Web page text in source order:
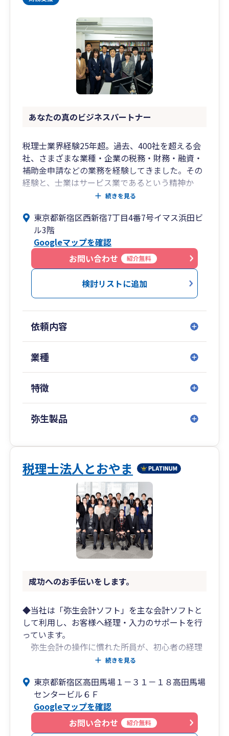
業界でもトップクラスの知識と経験のあるスタッ
フが御社の担当として付き、
貴社にご負担をかけずにサポートいたします。
また、些細な不明点やご相談ごとなども
いつでも迅速かつ親切丁寧に対応いたします。
（週末対応も可。）
お客様のご要望に合わせて
LINE、chatwork、slackなどのSNSも使用してお
お客様ファーストで寄り添った対応を
税務調査については、
弊所代表の甲田は業界でも指折りの交渉力を持っ
ており、
お客様からの信頼も非常に厚く、
す。
追徴０円で終わらせた実績が多数あります。
任せて安心の弊所までぜひお気軽にお問い合わせ
ください。
あなたの真のビジネスパートナー
税理士業界経験25年超。過去、400社を超える会
社、さまざまな業種・企業の税務・財務・融資・
補助金申請などの業務を経験してきました。その
経験と、士業はサービス業であるという精神か
ら、ご満足頂けるご提案やサービス提供が可能で
弊所では面談、メール、電話の他にchatworkや
LINE、Slack、Zoomなど様々なコミュニケーシ
ョンツールに対応していますので、お客様のご要
望やご状況に合わせた連絡手段で迅速にサポート
をすることが出来ます！！
いるなどお困りの場合にはご連絡下さい。
貴社の真のビジネスパートナー、経営者の方の
続きを見る
東京都新宿区西新宿7丁目4番7号イマス浜田ビ
ル3階
Googleマップを確認
お問い合わせ
紹介無料
検討リストに追加
依頼内容
業種
特徴
弥生製品
税理士法人とおやま
成功へのお手伝いをします。
◆当社は「弥生会計ソフト」を主な会計ソフトと
して利用し、お客様へ経理・入力のサポートを行
っています。
弥生会計の操作に慣れた所員が、初心者の経理
の方にも丁寧にご説明します。
◆会社設立・起業して間もない法人の経理も、そ
の会社・業種・経理レベルに合った経理方法を検
討しご提案させて頂きます。
年末調整や源泉所得税納付、決算、法人税申
告・消費税申告、会社に有利な税務関係届出書の
続きを見る
東京都新宿区高田馬場１－３１－１８高田馬場
センタービル６Ｆ
Googleマップを確認
お問い合わせ
紹介無料